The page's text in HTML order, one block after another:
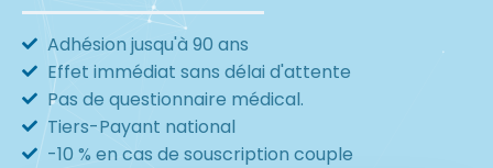
Adhésion jusqu'à 90 ans
Effet immédiat sans délai d'attente
Pas de questionnaire médical.
Tiers-Payant national
-10 % en cas de souscription couple